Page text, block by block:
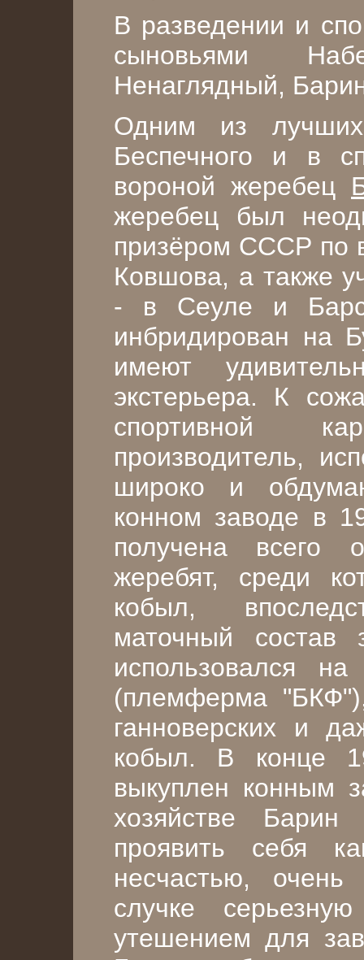
В разведении и
сыновьями
Ненаглядный,
Одним из лучших
Беспечного и в
вороной жеребец
жеребец был
призёром СССР по
Ковшова, а также
- в Сеуле и
инбридирован на
имеют
экстерьера. К
спортивной
производитель,
широко и
конном заводе в
получена всего
жеребят, среди
кобыл,
маточный состав
использовался
(племферма
ганноверских и
кобыл. В конце
выкуплен конным
хозяйстве
проявить себя
несчастью,
случке
утешением для